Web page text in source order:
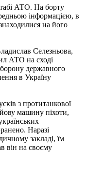
АТО. На борту
інформацією, в
на його
Селезньова,
АТО на сході
державного
в Україну
з протитанкової
машину піхоти,
Наразі
закладі, їм
він на своєму